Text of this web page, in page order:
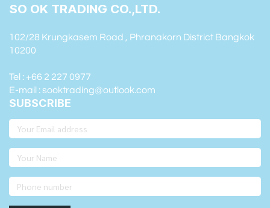
SO OK TRADING CO.,LTD.
102/28 Krungkasem Road , Phranakorn District Bangkok
10200
Tel : +66 2 227 0977
E-mail : sooktrading@outlook.com
SUBSCRIBE